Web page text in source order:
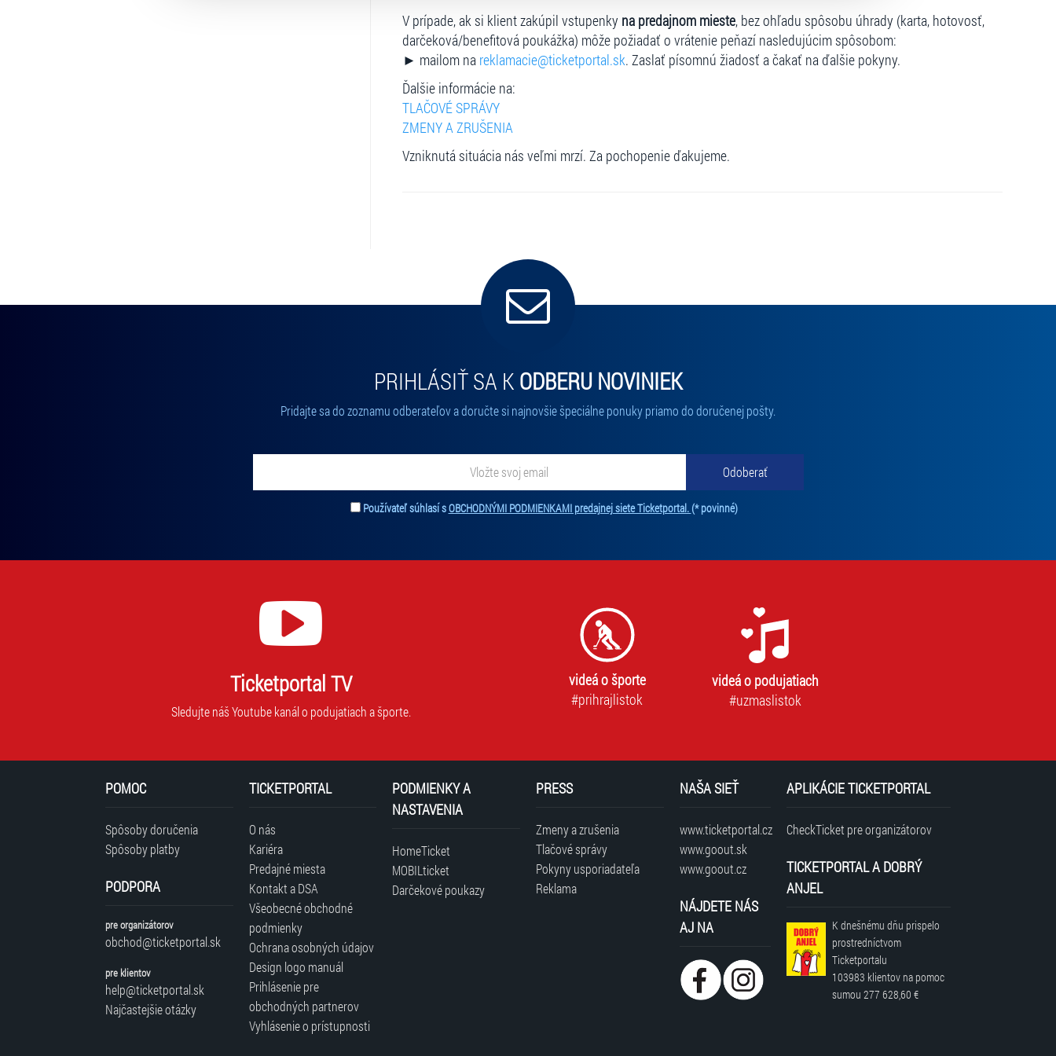
V prípade záujmu o termín prehliadky zo strany základných a stredných škôl, či organizovaných zájazdov
a skupín, kontaktujte nás nakramaric@skslovan.com.
V prípade, ak si klient zakúpil vstupenky na predajnom mieste, bez ohľadu spôsobu úhrady (karta, hotovosť,
darčeková/benefitová poukážka) môže požiadať o vrátenie peňazí nasledujúcim spôsobom:
► mailom na reklamacie@ticketportal.sk. Zaslať písomnú žiadosť a čakať na ďalšie pokyny.
Ďalšie informácie na:
TLAČOVÉ SPRÁVY
ZMENY A ZRUŠENIA
Vzniknutá situácia nás veľmi mrzí. Za pochopenie ďakujeme.
PRIHLÁSIŤ SA K ODBERU NOVINIEK
Pridajte sa do zoznamu odberateľov a doručte si najnovšie špeciálne ponuky priamo do doručenej pošty.
Odoberať
Zadajte svoju e-mailovú adresu, na ktorú vám budeme zasielať novinky. Vaša adresa nebude zdieľaná s tretími stranami.
Používateľ súhlasí sOBCHODNÝMI PODMIENKAMI predajnej siete Ticketportal. (* povinné)Tento súhlas je povinný na odber newslettra. Bez súhlasu nie je možné vás
Ticketportal TV
Sledujte náš Youtube kanál o podujatiach a športe.
videá o športe
#prihrajlistok
videá o podujatiach
#uzmaslistok
POMOC
Spôsoby doručenia
Spôsoby platby
PODPORA
pre organizátorov
obchod@ticketportal.sk
pre klientov
help@ticketportal.sk
Najčastejšie otázky
TICKETPORTAL
O nás
Kariéra
Predajné miesta
Kontakt a DSA
Všeobecné obchodné
podmienky
Ochrana osobných údajov
Design logo manuál
Prihlásenie pre
obchodných partnerov
Vyhlásenie o prístupnosti
PODMIENKY A
NASTAVENIA
HomeTicket
MOBILticket
Darčekové poukazy
PRESS
Zmeny a zrušenia
Tlačové správy
Pokyny usporiadateľa
Reklama
NAŠA SIEŤ
www.ticketportal.cz
www.goout.sk
www.goout.cz
NÁJDETE NÁS
AJ NA
APLIKÁCIE TICKETPORTAL
CheckTicket pre organizátorov
TICKETPORTAL A DOBRÝ
ANJEL
K dnešnému dňu prispelo
prostredníctvom
Ticketportalu
103983 klientov na pomoc
sumou277 628,60 €